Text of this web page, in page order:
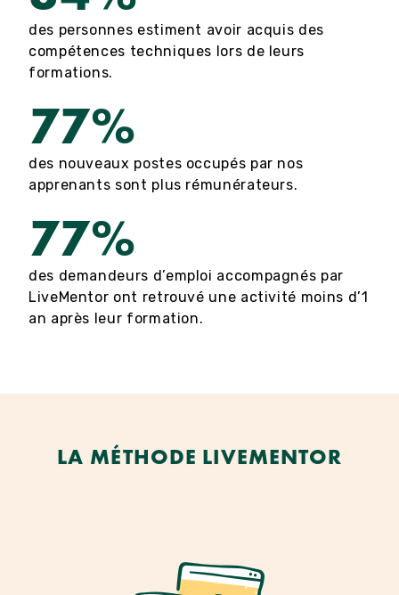
des personnes estiment avoir acquis des
compétences techniques lors de leurs
formations.
77%
des nouveaux postes occupés par nos
apprenants sont plus rémunérateurs.
77%
des demandeurs d’emploi accompagnés par
LiveMentor ont retrouvé une activité moins d’1
an après leur formation.
LA MÉTHODE LIVEMENTOR